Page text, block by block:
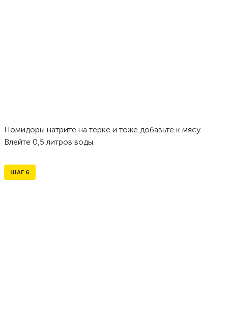
Помидоры натрите на терке и тоже добавьте к мясу.
Влейте 0,5 литров воды.
ШАГ 6